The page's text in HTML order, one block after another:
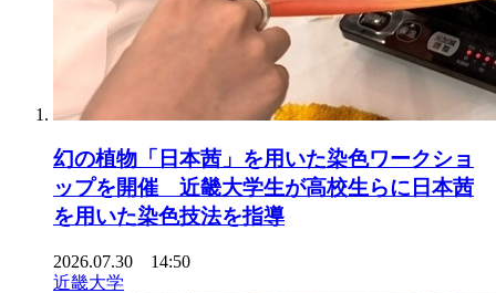
幻の植物「日本茜」を用いた染色ワークショ
ップを開催 近畿大学生が高校生らに日本茜
を用いた染色技法を指導
2026.07.30 14:50
近畿大学